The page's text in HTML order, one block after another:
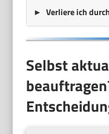
Verliere ich
Selbst